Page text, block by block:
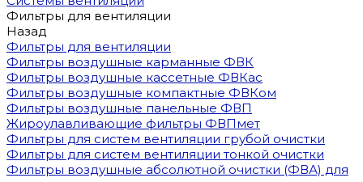
Фильтры для вентиляции
Назад
Фильтры для вентиляции
Фильтры воздушные карманные ФВК
Фильтры воздушные кассетные ФВКас
Фильтры воздушные компактные ФВКом
Фильтры воздушные панельные ФВП
Жироулавливающие фильтры ФВПмет
Фильтры для систем вентиляции грубой очистки
Фильтры для систем вентиляции тонкой очистки
Фильтры воздушные абсолютной очистки (ФВА) для